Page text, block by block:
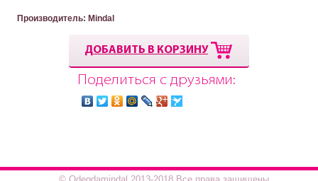
Производитель: Mindal
ДОБАВИТЬ В КОРЗИНУ
Поделиться с друзьями: